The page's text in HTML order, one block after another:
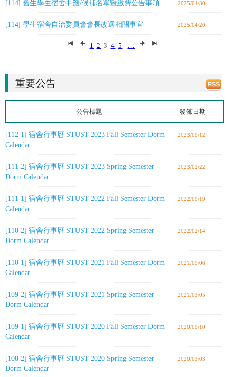
[114] 舊生學生宿舍中籤/候補名單暨繳費公告事項 2025/04/30
[114] 學生宿舍自治委員會會長改選相關事宜 2025/04/20
1 2 3 4 5 ...
重要公告
公告標題 發佈日期
[112-1] 宿舍行事曆 STUST 2023 Fall Semester Dorm
Calendar
2023/09/12
[111-2] 宿舍行事曆 STUST 2023 Spring Semester
Dorm Calendar
2023/02/22
[111-1] 宿舍行事曆 STUST 2022 Fall Semester Dorm
Calendar
2022/09/19
[110-2] 宿舍行事曆 STUST 2022 Spring Semester
Dorm Calendar
2022/02/14
[110-1] 宿舍行事曆 STUST 2021 Fall Semester Dorm
Calendar
2021/09/06
[109-2] 宿舍行事曆 STUST 2021 Spring Semester
Dorm Calendar
2021/03/05
[109-1] 宿舍行事曆 STUST 2020 Fall Semester Dorm
Calendar
2020/09/10
[108-2] 宿舍行事曆 STUST 2020 Spring Semester
Dorm Calendar
2020/03/03